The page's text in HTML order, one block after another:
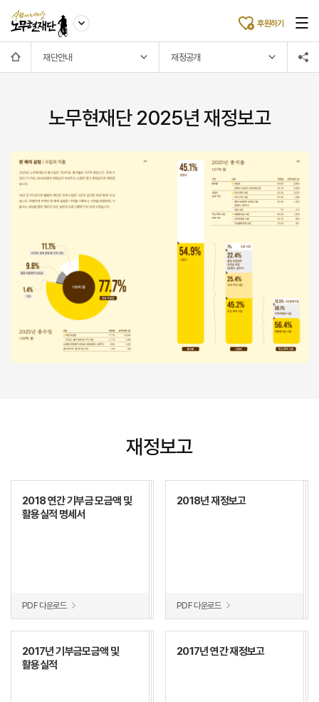
후원하기
재단안내 재정공개
노무현재단 2025년 재정보고
재정보고
2018 연간 기부금 모금액 및
활용실적 명세서
PDF 다운로드
2018년 재정보고
PDF 다운로드
2017년 기부금모금액 및
활용실적
2017년 연간 재정보고